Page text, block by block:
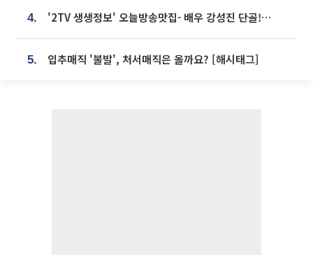
4. '2TV 생생정보' 오늘방송맛집- 배우 강성진 단골! 쌀국수ㆍ푸팟퐁 커리 맛집 '블○○○'
5. 입추매직 '불발', 처서매직은 올까요? [해시태그]